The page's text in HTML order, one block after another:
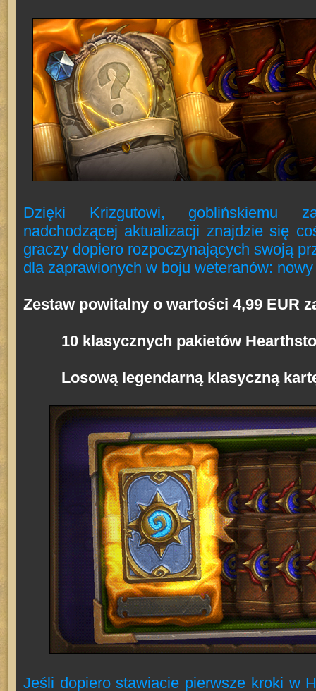
Dzięki Krizgutowi, goblińskiemu
nadchodzącej aktualizacji znajdzie się
graczy dopiero rozpoczynających swoją
dla zaprawionych w boju weteranów:
Zestaw powitalny o wartości 4,99 EUR
10 klasycznych pakietów
Losową legendarną klasyczną
Jeśli dopiero stawiacie pierwsze kroki w